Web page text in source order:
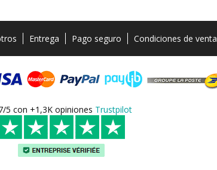
Entrega Pago seguro Condiciones de venta
5 con +1,3K opiniones Trustpilot